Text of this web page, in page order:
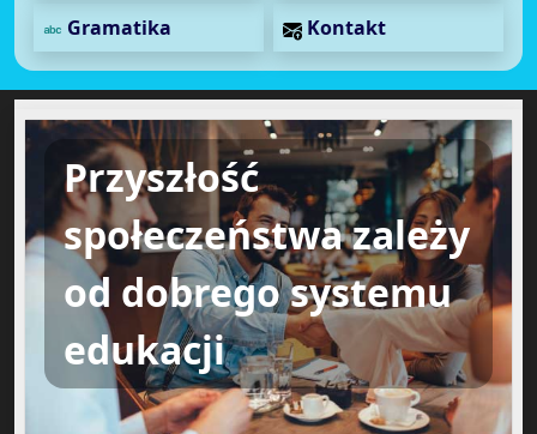
Gramatika Kontakt
Przyszłość
społeczeństwa zależy
od dobrego systemu
edukacji